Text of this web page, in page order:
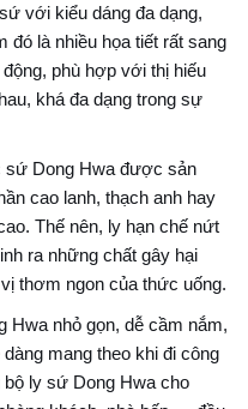
với kiểu dáng đa dạng,
đó là nhiều họa tiết rất sang
phù hợp với thị hiếu
khá đa dạng trong sự
sứ Dong Hwa được sản
cao lanh, thạch anh hay
Thế nên, ly hạn chế nứt
ra những chất gây hại
thơm ngon của thức uống.
Hwa nhỏ gọn, dễ cầm nắm,
mang theo khi đi công
ly sứ Dong Hwa cho